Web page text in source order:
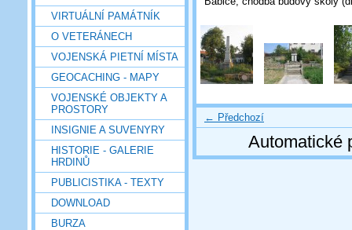
VIRTUÁLNÍ PAMÁTNÍK
O VETERÁNECH
VOJENSKÁ PIETNÍ MÍSTA
GEOCACHING - MAPY
VOJENSKÉ OBJEKTY A
PROSTORY
INSIGNIE A SUVENYRY
HISTORIE - GALERIE
HRDINŮ
PUBLICISTIKA - TEXTY
DOWNLOAD
BURZA
← Předchozí
Automatické